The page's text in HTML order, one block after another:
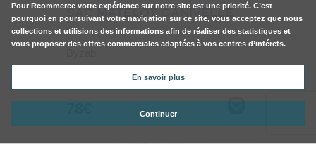
SAC MATELOT GANIVELLE
Pour Rcommerce votre expérience sur notre site est une priorité. C’est
pourquoi en poursuivant votre navigation sur ce site, vous acceptez que nous
collections et utilisions des informations afin de réaliser des statistiques et
vous proposer des offres commerciales adaptées à vos centres d’intérets.
En savoir plus
Continuer